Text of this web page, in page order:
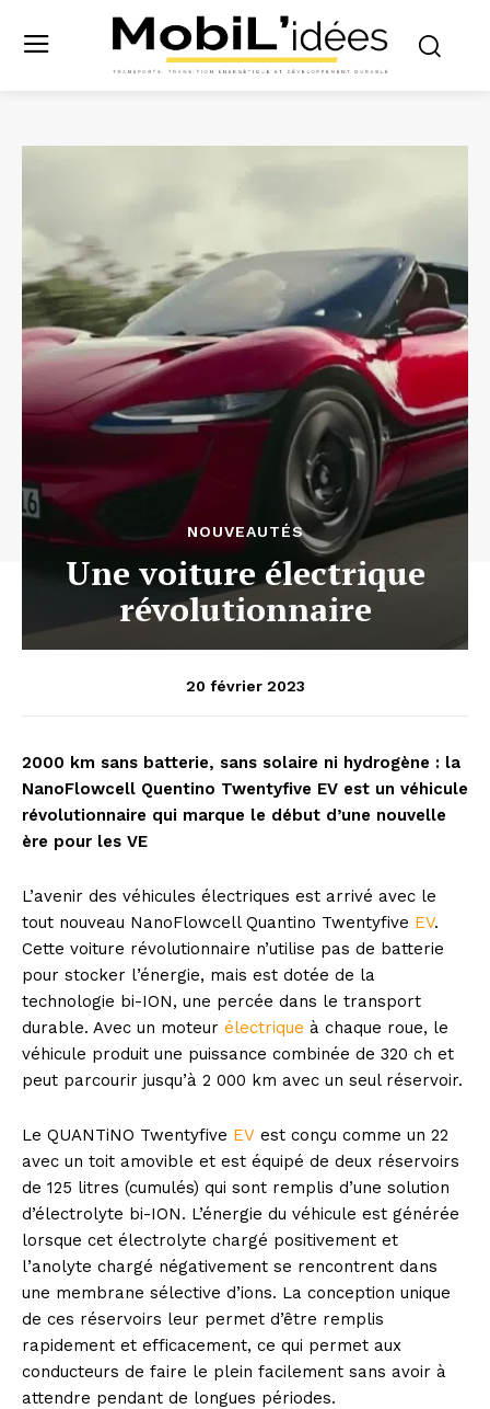
NOUVEAUTÉS
Une voiture électrique
révolutionnaire
20 février 2023
2000 km sans batterie, sans solaire ni hydrogène : la
NanoFlowcell Quentino Twentyfive EV est un véhicule
révolutionnaire qui marque le début d’une nouvelle
ère pour les VE
L’avenir des véhicules électriques est arrivé avec le
tout nouveau NanoFlowcell Quantino Twentyfive EV.
Cette voiture révolutionnaire n’utilise pas de batterie
pour stocker l’énergie, mais est dotée de la
technologie bi-ION, une percée dans le transport
durable. Avec un moteur électrique à chaque roue, le
véhicule produit une puissance combinée de 320 ch et
peut parcourir jusqu’à 2 000 km avec un seul réservoir.
Le QUANTiNO Twentyfive EV est conçu comme un 22
avec un toit amovible et est équipé de deux réservoirs
de 125 litres (cumulés) qui sont remplis d’une solution
d’électrolyte bi-ION. L’énergie du véhicule est générée
lorsque cet électrolyte chargé positivement et
l’anolyte chargé négativement se rencontrent dans
une membrane sélective d’ions. La conception unique
de ces réservoirs leur permet d’être remplis
rapidement et efficacement, ce qui permet aux
conducteurs de faire le plein facilement sans avoir à
attendre pendant de longues périodes.